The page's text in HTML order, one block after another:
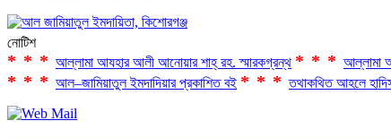
নোটিশ
*** আল্লামা আযহার আলী আনোয়ার শাহ্‌ রহ. স্মারকগ্রন্থ *** আল্লামা
*** আল–জামিয়াতুল ইমদাদিয়ার প্রকাশিত বই ***তথাকথিত আহলে